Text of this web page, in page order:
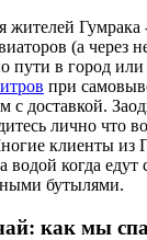
Гумрака
(а через
пути в город
при
с доставкой.
лично что
клиенты из
водой когда
бутылями.
как мы